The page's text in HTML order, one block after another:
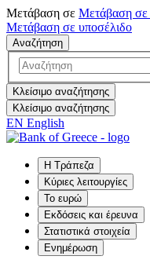
Μετάβαση σε Μετάβαση σε
Μετάβαση σε υποσέλιδο
Αναζήτηση
Κλείσιμο αναζήτησης
Κλείσιμο αναζήτησης
EN English
Η Τράπεζα
Κύριες λειτουργίες
Το ευρώ
Εκδόσεις και έρευνα
Στατιστικά στοιχεία
Ενημέρωση